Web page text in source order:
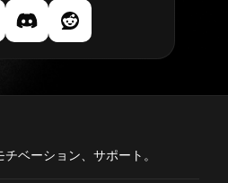
ベーション、サポート。